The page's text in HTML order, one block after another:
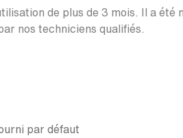
de plus de 3 mois. Il a
nos techniciens qualifiés.
par défaut